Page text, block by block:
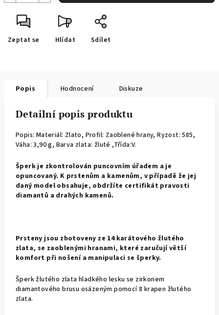
Zeptat se Hlídat Sdílet
Popis Hodnocení Diskuze
Detailní popis produktu
Popis: Materiál: Zlato, Profil: Zaoblené hrany,Ryzost: 585,
Váha: 3,90 g, Barva zlata: žluté ,Třída:V.
Šperk je zkontrolován puncovním úřadem a je
opuncovaný. K prstenům a kamenům, v případě že jej
daný model obsahuje, obdržíte certifikát pravosti
diamantů a drahých kamenů.
Prsteny jsou zhotoveny ze 14 karátového žlutého
zlata, se zaoblenými hranami, které zaručují větší
komfort při nošení a manipulaci se šperky.
Šperk žlutého zlata hladkého lesku se zirkonem
diamantového brusu osázeným pomocí 8 krapen žlutého
zlata.